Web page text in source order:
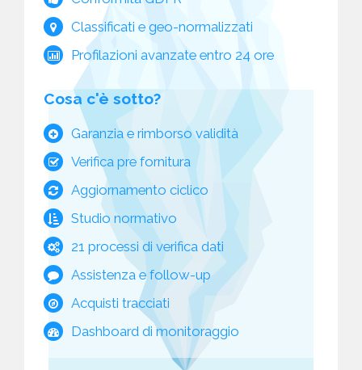
Classificati e geo-normalizzati
Profilazioni avanzate entro 24 ore
Cosa c'è sotto?
Garanzia e rimborso validità
Verifica pre fornitura
Aggiornamento ciclico
Studio normativo
21 processi di verifica dati
Assistenza e follow-up
Acquisti tracciati
Dashboard di monitoraggio